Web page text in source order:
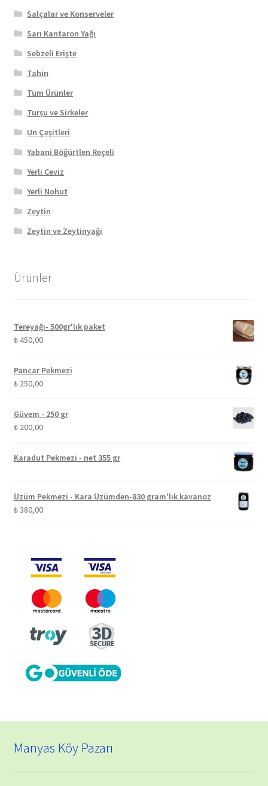
Salçalar ve Konserveler
Sarı Kantaron Yağı
Sebzeli Erişte
Tahin
Tüm Ürünler
Turşu ve Sirkeler
Un Çeşitleri
Yabani Böğürtlen Reçeli
Yerli Ceviz
Yerli Nohut
Zeytin
Zeytin ve Zeytinyağı
Ürünler
Tereyağı- 500gr'lık paket
₺450,00
Pancar Pekmezi
₺250,00
Güvem - 250 gr
₺200,00
Karadut Pekmezi - net 355 gr
Üzüm Pekmezi - Kara Üzümden-830 gram'lık kavanoz
₺380,00
Manyas Köy Pazarı